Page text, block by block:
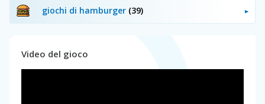
giochi di hamburger (39)
Video del gioco